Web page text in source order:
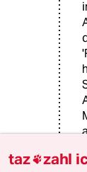
taz zahl